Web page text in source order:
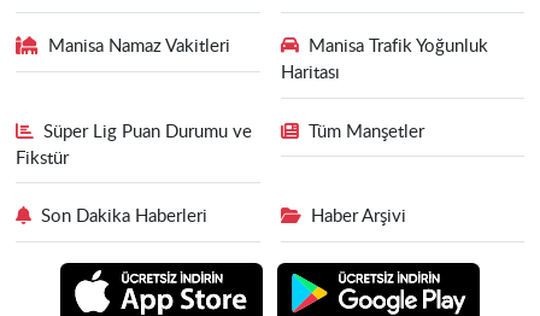
Manisa Namaz Vakitleri
Manisa Trafik Yoğunluk
Haritası
Süper Lig Puan Durumu ve
Fikstür
Tüm Manşetler
Son Dakika Haberleri Haber Arşivi